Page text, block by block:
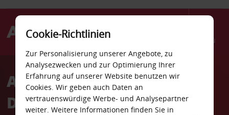
Menü
AvisAutovermietung
Dunkerque
Cookie-Richtlinien
Zur Personalisierung unserer Angebote, zu
Analysezwecken und zur Optimierung Ihrer
Erfahrung auf unserer Website benutzen wir
Cookies. Wir geben auch Daten an
vertrauenswürdige Werbe- und Analysepartner
weiter. Weitere Informationen finden Sie in